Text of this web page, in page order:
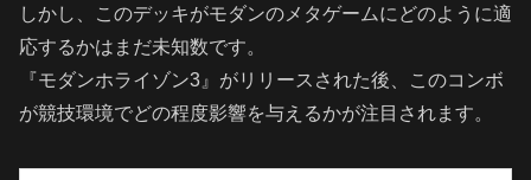
しかし、このデッキがモダンのメタゲームにどのように適
応するかはまだ未知数です。
『モダンホライゾン3』がリリースされた後、このコンボ
が競技環境でどの程度影響を与えるかが注目されます。